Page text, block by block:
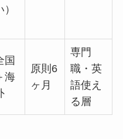
）
国
海
原則6
ヶ月
専門
職・英
語使え
る層